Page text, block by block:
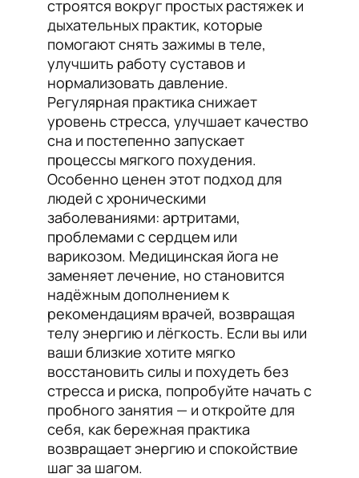
строятся вокруг простых растяжек и
дыхательных практик, которые
помогают снять зажимы в теле,
улучшить работу суставов и
нормализовать давление.
Регулярная практика снижает
уровень стресса, улучшает качество
сна и постепенно запускает
процессы мягкого похудения.
Особенно ценен этот подход для
людей с хроническими
заболеваниями: артритами,
проблемами с сердцем или
варикозом. Медицинская йога не
заменяет лечение, но становится
надёжным дополнением к
рекомендациям врачей, возвращая
телу энергию и лёгкость. Если вы или
ваши близкие хотите мягко
восстановить силы и похудеть без
стресса и риска, попробуйте начать с
пробного занятия — и откройте для
себя, как бережная практика
возвращает энергию и спокойствие
шаг за шагом.